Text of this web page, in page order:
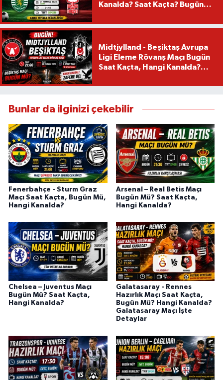
Kanalda? Saat Kaçta? Bugün
Midtjylland - Beşiktaş Avrupa
Ligi Eleme Rövanş Maçı Bugün
Saat Kaçta, Hangi Kanalda?
Bunlar da ilginizi çekebilir
Fenerbahçe - Sturm Graz
Maçı Saat Kaçta, Bugün Mü,
Hangi Kanalda?
Arsenal – Real Betis Maçı
Bugün Mü? Saat Kaçta,
Hangi Kanalda?
Chelsea – Juventus Maçı
Bugün Mü? Saat Kaçta,
Hangi Kanalda?
Galatasaray - Rennes
Hazırlık Maçı Saat Kaçta,
Bugün Mü? Hangi Kanalda?
Galatasaray Maçı İşte
Detaylar